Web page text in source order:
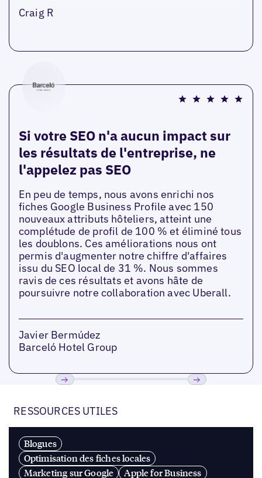
Craig R
Si votre SEO n'a aucun impact sur
les résultats de l'entreprise, ne
l'appelez pas SEO
En peu de temps, nous avons enrichi nos
fiches Google Business Profile avec 150
nouveaux attributs hôteliers, atteint une
complétude de profil de 100 % et éliminé tous
les doublons. Ces améliorations nous ont
permis d'augmenter notre chiffre d'affaires
issu du SEO local de 31 %. Nous sommes
ravis de ces résultats et avons hâte de
poursuivre notre collaboration avec Uberall.
Javier Bermúdez
Barceló Hotel Group
RESSOURCES UTILES
Blogues
Optimisation des fiches locales
Marketing sur Google
Apple for Business